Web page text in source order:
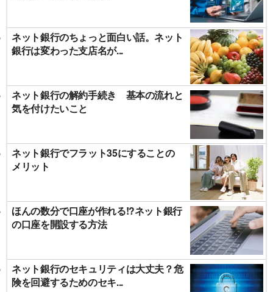
ネット銀行のちょっと面白い話。ネット
銀行は変わった支店名が...
ネット銀行の解約手続き 基本の流れと
気を付けたいこと
ネット銀行でフラット35にすることの
メリット
ほんの数分で口座が作れる!?ネット銀行
の口座を開設する方法
ネット銀行のセキュリティは大丈夫？危
険を回避するためのセキ...